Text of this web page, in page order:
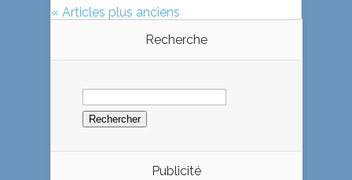
« Articles plus anciens
Recherche
Rechercher :
Publicité